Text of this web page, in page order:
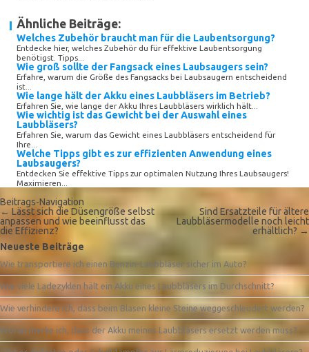
Ähnliche Beiträge:
Welches Zubehör braucht man für die Laubentsorgung?
Entdecke hier, welches Zubehör du für effektive Laubentsorgung
benötigst. Tipps...
Wie groß sollte der Fangsack eines Laubsaugers sein?
Erfahre, warum die Größe des Fangsacks bei Laubsaugern entscheidend
ist...
Wie lange hält der Akku eines Laubbläsers im Betrieb?
Erfahren Sie, wie lange der Akku Ihres Laubbläsers wirklich hält...
Wie wichtig ist das Gewicht bei der Auswahl eines
Laubbläsers?
Erfahren Sie, warum das Gewicht eines Laubbläsers entscheidend für
Ihre...
Welche Tipps gibt es zur effizienten Anwendung eines
Laubsaugers?
Entdecken Sie effektive Tipps zur optimalen Nutzung Ihres Laubsaugers!
Maximieren...
Beitrags-Navigation
← Lässt sich die Düsengröße selbst
anpassen und wie beeinflusst das
die Effizienz?
Sind Ersatzteile für ältere
Laubbläsermodelle noch leicht
erhältlich? →
Neueste Beiträge
Wie transportiere ich einen Benzin-Laubbläser sicher im Auto?
Wie viele Ladezyklen hält ein Akku eines Laubbläsers im Durchschnitt?
Wie verhindere ich, dass beim Blasen kleine Steine weggeschleudert werden?
Woran merke ich, dass der Akku meines Laubbläsers ersetzt werden muss?